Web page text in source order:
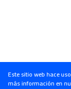
Este sitio web hace
más información en